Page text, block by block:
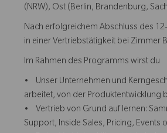
(NRW), Ost (Berlin, Brandenburg,
Nach erfolgreichem Abschluss des
in einer Vertriebstätigkeit bei Zimmer
Im Rahmen des Programms wirst du
• Unser Unternehmen und
arbeitet, von der Produktentwicklung
• Vertrieb von Grund auf lernen:
Support, Inside Sales, Pricing, Events